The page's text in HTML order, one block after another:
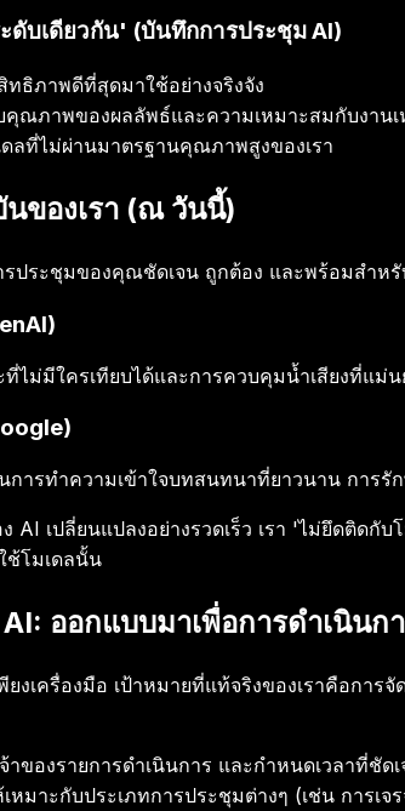
ดับเดียวกัน' (บันทึกการประชุม AI)
ทธิภาพดีที่สุดมาใช้อย่างจริงจัง
ณภาพของผลลัพธ์และความเหมาะสมกับงานเ
ดลที่ไม่ผ่านมาตรฐานคุณภาพสูงของเรา
ของเรา (ณ วันนี้)
ประชุมของคุณชัดเจน ถูกต้อง และพร้อมสำห
ที่ไม่มีใครเทียบได้และการควบคุมน้ำเสียงที่
การทำความเข้าใจบทสนทนาที่ยาวนาน การ
AI เปลี่ยนแปลงอย่างรวดเร็ว เรา 'ไม่ยึดติด
ช้โมเดลนั้น
ออกแบบมาเพื่อการดำเนินก
ยงเครื่องมือ เป้าหมายที่แท้จริงของเราคือกา
าของรายการดำเนินการ และกำหนดเวลาที่ชัด
หมาะกับประเภทการประชุมต่างๆ (เช่น การเจ